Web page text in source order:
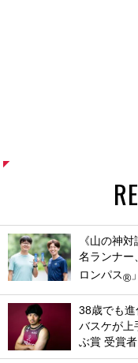
《山の神
名ランナー
ロンパス®
38歳でも進
バスケが上
ぶ賞 受賞者